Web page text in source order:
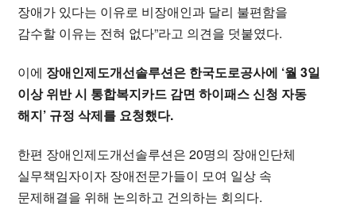
장애가 있다는 이유로 비장애인과 달리 불편함을
감수할 이유는 전혀 없다”라고 의견을 덧붙였다.
이에 장애인제도개선솔루션은 한국도로공사에 ‘월 3일
이상 위반 시 통합복지카드 감면 하이패스 신청 자동
해지’ 규정 삭제를 요청했다.
한편 장애인제도개선솔루션은 20명의 장애인단체
실무책임자이자 장애전문가들이 모여 일상 속
문제해결을 위해 논의하고 건의하는 회의다.